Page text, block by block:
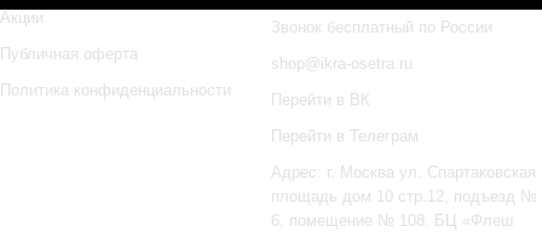
Акции
Публичная оферта
Политика конфиденциальности
Звонок бесплатный по России
shop@ikra-osetra.ru
Перейти в ВК
Перейти в Телеграм
Адрес: г. Москва ул. Спартаковская
площадь дом 10 стр.12, подъезд №
6, помещение № 108. БЦ «Флеш